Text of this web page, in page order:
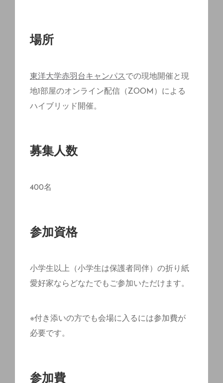
場所
東洋大学赤羽台キャンパスでの現地開催と現
地1部屋のオンライン配信（ZOOM）による
ハイブリッド開催。
募集人数
400名
参加資格
小学生以上（小学生は保護者同伴）の折り紙
愛好家ならどなたでもご参加いただけます。
※付き添いの方でも会場に入るには参加費が
必要です。
参加費